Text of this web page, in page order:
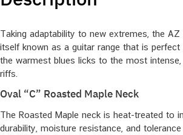
Taking adaptability to new extremes, the AZ
itself known as a guitar range that is
the warmest blues licks to the most
riffs.
Oval “C” Roasted Maple Neck
The Roasted Maple neck is heat-treated to
durability, moisture resistance, and